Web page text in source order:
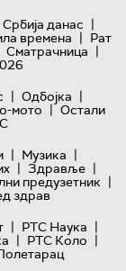
Србија данас |
времена | Рат
Сматрачница |
| Одбојка |
мото | Остали
| Музика |
| Здравље |
предузетник |
здрав
| РТС Наука |
| РТС Коло |